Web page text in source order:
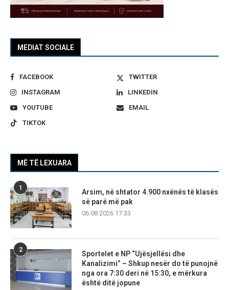
MEDIAT SOCIALE
FACEBOOK
TWITTER
INSTAGRAM
LINKEDIN
YOUTUBE
EMAIL
TIKTOK
MË TË LEXUARA
1
Arsim, në shtator 4.900 nxënës të klasës
së parë më pak
06.08.2026 17:33
2
Sportelet e NP “Ujësjellësi dhe
Kanalizimi” – Shkup nesër do të punojnë
nga ora 7:30 deri në 15:30, e mërkura
është ditë jopune